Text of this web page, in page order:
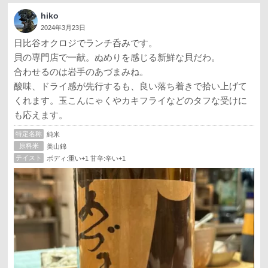
hiko
2024年3月23日
日比谷オクロジでランチ呑みです。
貝の専門店で一献。ぬめりを感じる新鮮な貝だわ。
合わせるのは岩手のあづまみね。
酸味、ドライ感が先行するも、良い落ち着きで拾い上げて
くれます。玉こんにゃくやカキフライなどのタフな受けに
も応えます。
特定名称
純米
原料米
美山錦
テイスト
ボディ:重い+1 甘辛:辛い+1